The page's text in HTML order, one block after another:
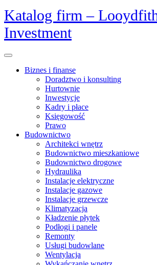
Skip
to
content
Katalog firm –
Investment
Open
Biznes i finanse
Doradztwo i konsulting
Hurtownie
Inwestycje
Kadry i płace
Księgowość
Prawo
Budownictwo
Architekci wnętrz
Budownictwo mieszkaniowe
Budownictwo drogowe
Hydraulika
Instalacje elektryczne
Instalacje gazowe
Instalacje grzewcze
Klimatyzacja
Kładzenie płytek
Podłogi i panele
Remonty
Usługi budowlane
Wentylacja